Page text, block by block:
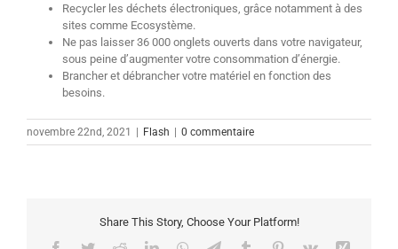
Recycler les déchets électroniques, grâce notamment à des
sites comme Ecosystème.
Ne pas laisser 36 000 onglets ouverts dans votre navigateur,
sous peine d’augmenter votre consommation d’énergie.
Brancher et débrancher votre matériel en fonction des
besoins.
novembre 22nd, 2021 | Flash | 0 commentaire
Share This Story, Choose Your Platform!